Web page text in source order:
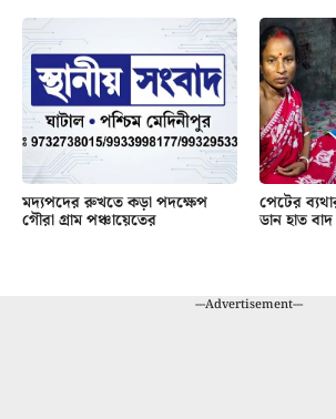
মদ্যপদের রুখতে কড়া পদক্ষেপ
গৌরা গ্রাম পঞ্চায়েতের
পেটের
ডান হাত
---Advertisement---